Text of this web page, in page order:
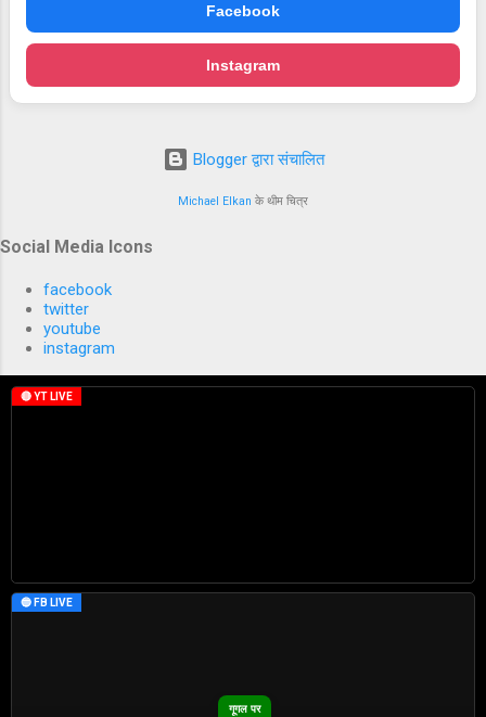
Facebook
Instagram
Blogger द्वारा संचालित
Michael Elkan के थीम चित्र
Social Media Icons
facebook
twitter
youtube
instagram
गूगल पर
🔴 YT LIVE
🔵 FB LIVE